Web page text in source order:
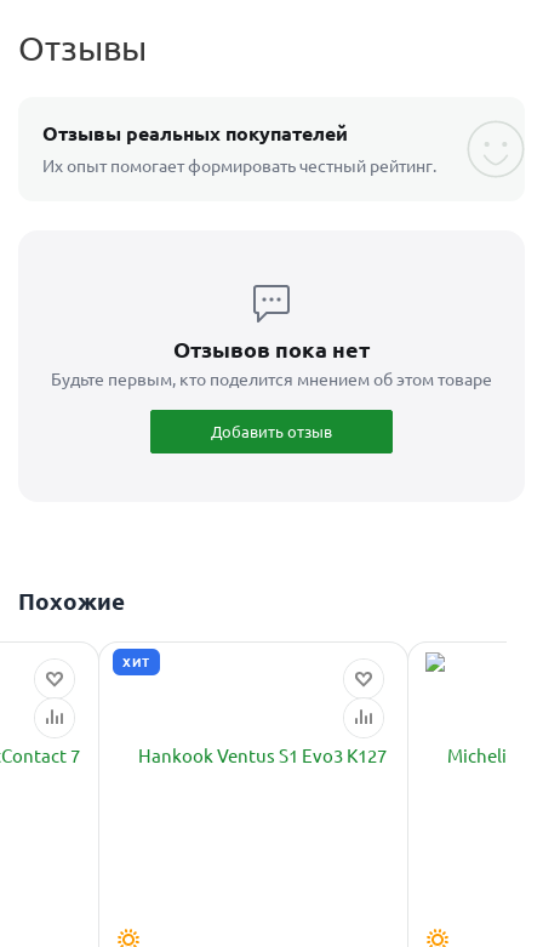
Отзывы
Отзывы реальных покупателей
Их опыт помогает формировать честный рейтинг.
Отзывов пока нет
Будьте первым, кто поделится мнением об этом товаре
Добавить отзыв
Похожие
ХИТ